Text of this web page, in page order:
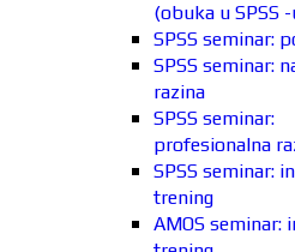
(obuka u SPSS
SPSS seminar:
SPSS seminar:
razina
SPSS seminar:
profesionalna
SPSS seminar:
trening
AMOS seminar: